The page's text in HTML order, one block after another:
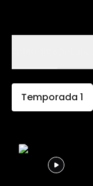
Temporada 1